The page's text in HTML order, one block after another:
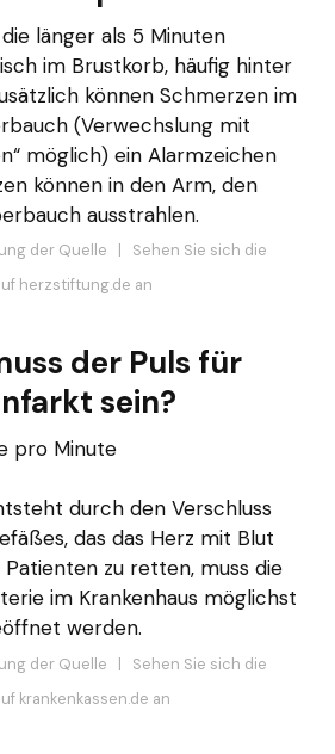
länger als 5 Minuten
im Brustkorb, häufig hinter
können Schmerzen im
(Verwechslung mit
möglich) ein Alarmzeichen
können in den Arm, den
ausstrahlen.
der Quelle | Sehen Sie sich die
herzstiftung.de an
der Puls für
sein?
pro Minute
durch den Verschluss
das das Herz mit Blut
zu retten, muss die
im Krankenhaus möglichst
werden.
der Quelle | Sehen Sie sich die
krankenkassen.de an